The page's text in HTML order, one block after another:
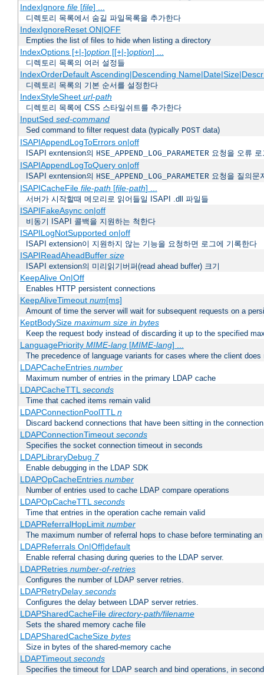
IndexIgnore file[file] ...
디렉토리 목록에서 숨길 파일목록을 추가한다
IndexIgnoreReset ON|OFF
Empties the list of files to hide when listing a directory
IndexOptions [+|-]option[[+|-]option] ...
디렉토리 목록의 여러 설정들
IndexOrderDefault Ascending|Descending
디렉토리 목록의 기본 순서를 설정한다
IndexStyleSheet url-path
디렉토리 목록에 CSS 스타일쉬트를 추가한다
InputSed sed-command
Sed command to filter request data (typically POST data)
ISAPIAppendLogToErrors on|off
ISAPI exntension의 HSE_APPEND_LOG_PARAMETER 요청을 오류
ISAPIAppendLogToQuery on|off
ISAPI exntension의 HSE_APPEND_LOG_PARAMETER 요청을 질의문
ISAPICacheFile file-path [file-path] ...
서버가 시작할때 메모리로 읽어들일 ISAPI .dll 파일들
ISAPIFakeAsync on|off
비동기 ISAPI 콜백을 지원하는 척한다
ISAPILogNotSupported on|off
ISAPI extension이 지원하지 않는 기능을 요청하면 로그에 기록한다
ISAPIReadAheadBuffer size
ISAPI extension의 미리읽기버퍼(read ahead buffer) 크기
KeepAlive On|Off
Enables HTTP persistent connections
KeepAliveTimeout num[ms]
Amount of time the server will wait for subsequent requests on a
KeptBodySize maximum size in bytes
Keep the request body instead of discarding it up to the specified
LanguagePriority MIME-lang[MIME-lang] ...
The precedence of language variants for cases where the client
LDAPCacheEntries number
Maximum number of entries in the primary LDAP cache
LDAPCacheTTLseconds
Time that cached items remain valid
LDAPConnectionPoolTTLn
Discard backend connections that have been sitting in the
LDAPConnectionTimeout seconds
Specifies the socket connection timeout in seconds
LDAPLibraryDebug 7
Enable debugging in the LDAP SDK
LDAPOpCacheEntries number
Number of entries used to cache LDAP compare operations
LDAPOpCacheTTLseconds
Time that entries in the operation cache remain valid
LDAPReferralHopLimit number
The maximum number of referral hops to chase before terminating
LDAPReferrals On|Off|default
Enable referral chasing during queries to the LDAP server.
LDAPRetries number-of-retries
Configures the number of LDAP server retries.
LDAPRetryDelay seconds
Configures the delay between LDAP server retries.
LDAPSharedCacheFile directory-path/filename
Sets the shared memory cache file
LDAPSharedCacheSize bytes
Size in bytes of the shared-memory cache
LDAPTimeout seconds
Specifies the timeout for LDAP search and bind operations, in